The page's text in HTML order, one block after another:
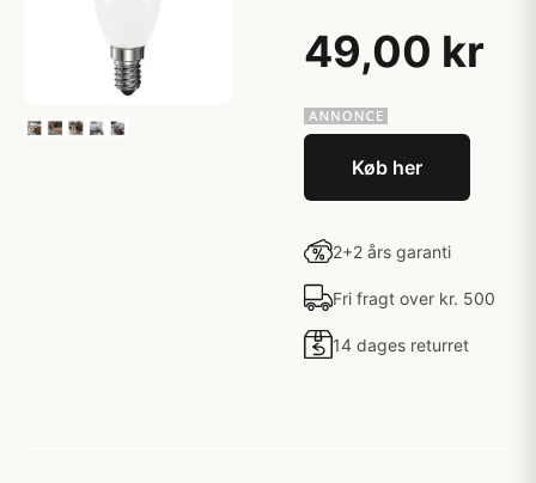
49,00 kr
Køb her
2+2 års garanti
Fri fragt over kr. 500
14 dages returret